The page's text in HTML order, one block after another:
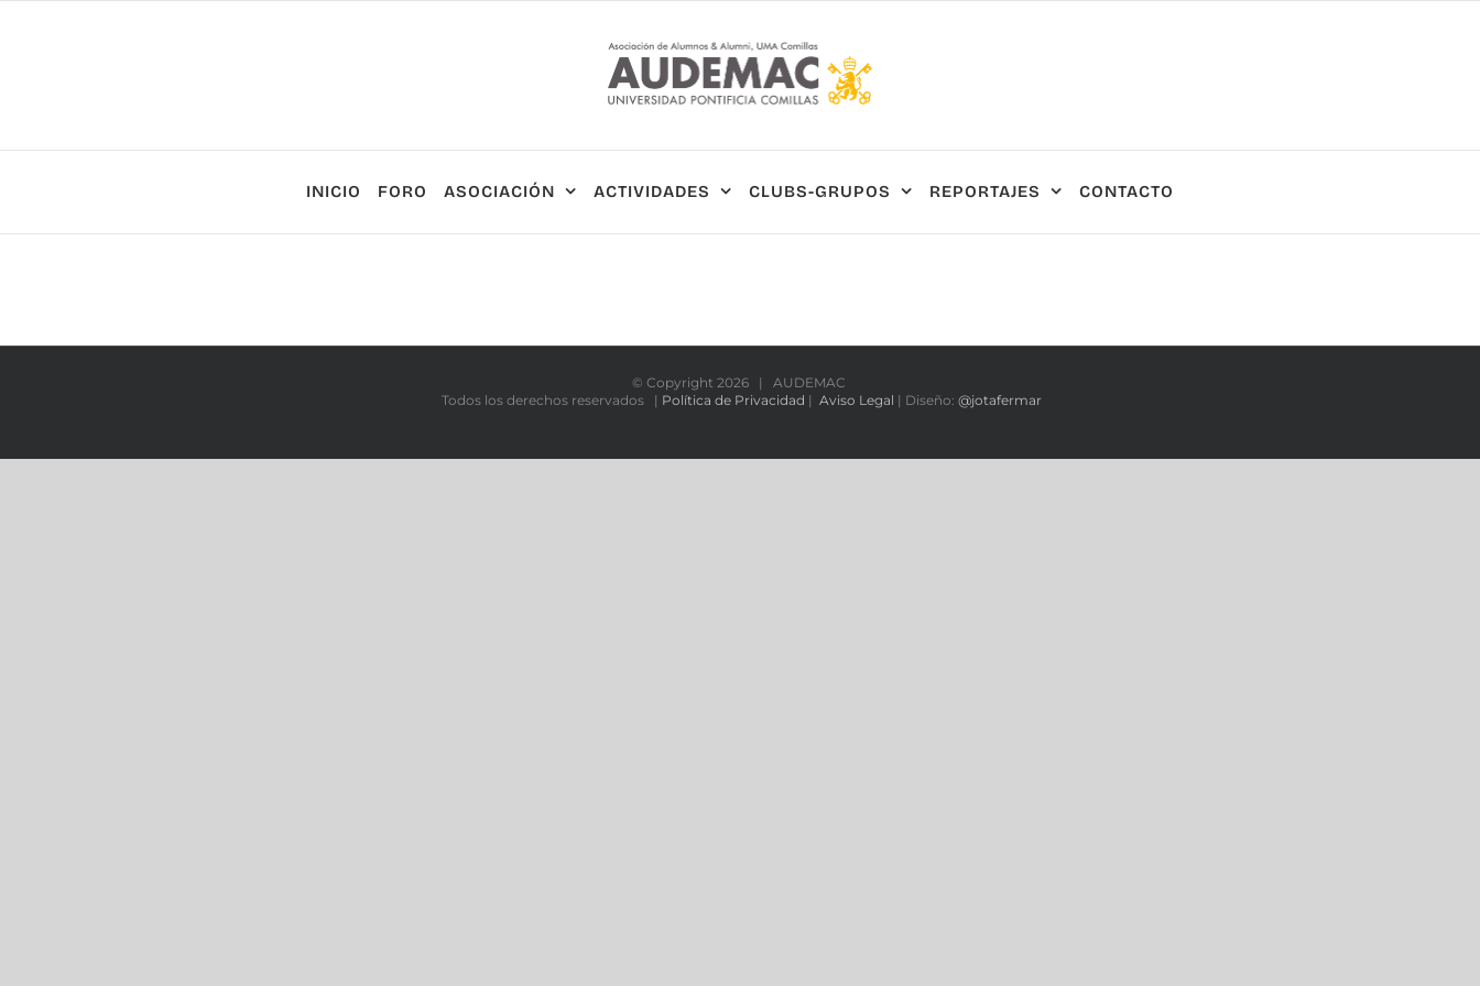
INICIO FORO ASOCIACIÓN ACTIVIDADES CLUBS-GRUPOS REPORTAJES CONTACTO
© Copyright 2026 | AUDEMAC
Todos los derechos reservados | Política de Privacidad | Aviso Legal | Diseño: @jotafermar